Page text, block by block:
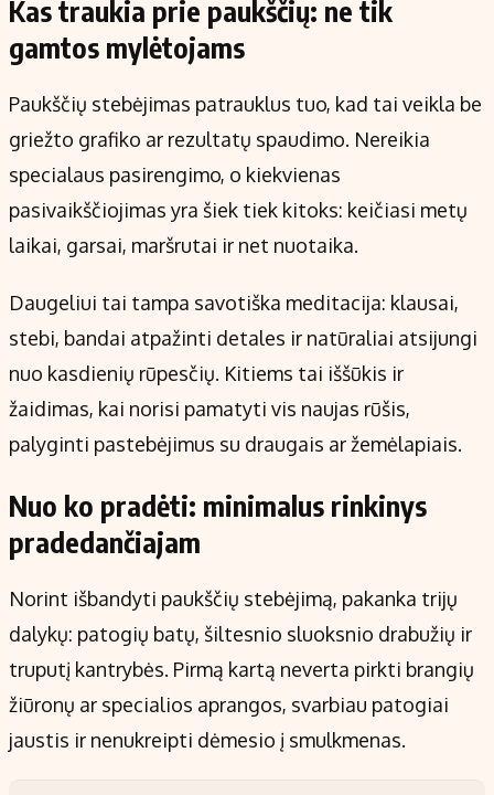
Kas traukia prie paukščių: ne tik
gamtos mylėtojams
Paukščių stebėjimas patrauklus tuo, kad tai veikla be
griežto grafiko ar rezultatų spaudimo. Nereikia
specialaus pasirengimo, o kiekvienas
pasivaikščiojimas yra šiek tiek kitoks: keičiasi metų
laikai, garsai, maršrutai ir net nuotaika.
Daugeliui tai tampa savotiška meditacija: klausai,
stebi, bandai atpažinti detales ir natūraliai atsijungi
nuo kasdienių rūpesčių. Kitiems tai iššūkis ir
žaidimas, kai norisi pamatyti vis naujas rūšis,
palyginti pastebėjimus su draugais ar žemėlapiais.
Nuo ko pradėti: minimalus rinkinys
pradedančiajam
Norint išbandyti paukščių stebėjimą, pakanka trijų
dalykų: patogių batų, šiltesnio sluoksnio drabužių ir
truputį kantrybės. Pirmą kartą neverta pirkti brangių
žiūronų ar specialios aprangos, svarbiau patogiai
jaustis ir nenukreipti dėmesio į smulkmenas.